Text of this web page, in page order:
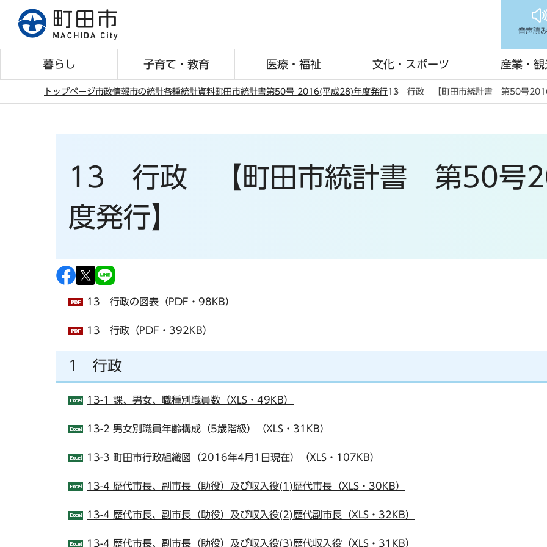
先
音声読
暮らし 子育て・教育 医療・福祉 文化・スポーツ 産業・観
トップページ市政情報市の統計各種統計資料町田市統計書第50号 2016(平成28)年度発行13 行政 【町田市統計書 第50号
13 行政 【町田市統計書 第50号
度発行】
13 行政の図表（PDF・98KB）
13 行政（PDF・392KB）
1 行政
13-1 課、男女、職種別職員数（XLS・49KB）
13-2 男女別職員年齢構成（5歳階級）（XLS・31KB）
13-3 町田市行政組織図（2016年4月1日現在）（XLS・107KB）
13-4 歴代市長、副市長（助役）及び収入役(1)歴代市長（XLS・30KB）
13-4 歴代市長、副市長（助役）及び収入役(2)歴代副市長（XLS・32KB）
13-4 歴代市長、副市長（助役）及び収入役(3)歴代収入役（XLS・31KB）